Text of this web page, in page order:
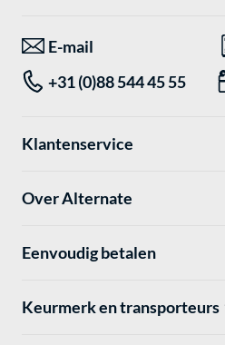
E-mail
+31 (0)88 544 45 55
Klantenservice
Over Alternate
Eenvoudig betalen
Keurmerk en transporteurs